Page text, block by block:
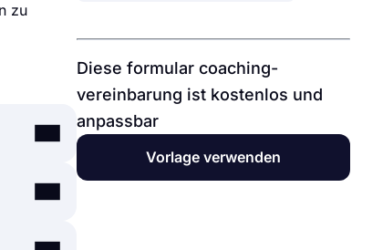
zu
das
Diese formular coaching-
vereinbarung ist kostenlos und
anpassbar
Vorlage verwenden